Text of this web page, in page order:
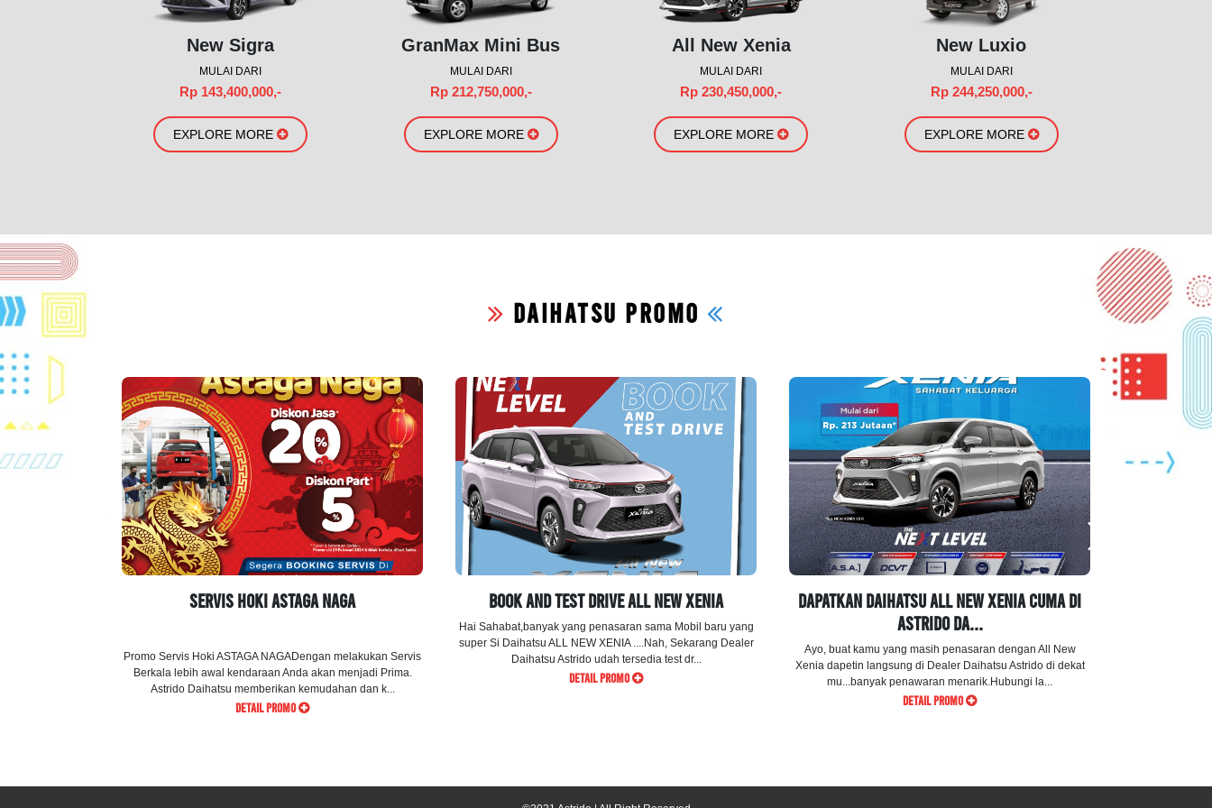
New Sigra
MULAI DARI
Rp 143,400,000,-
EXPLORE MORE
GranMax Mini Bus
MULAI DARI
Rp 212,750,000,-
EXPLORE MORE
All New Xenia
MULAI DARI
Rp 230,450,000,-
EXPLORE MORE
New Luxio
MULAI DARI
Rp 244,250,000,-
EXPLORE MORE
DAIHATSU PROMO
Servis Hoki ASTAGA NAGA
Promo Servis Hoki ASTAGA NAGADengan melakukan Servis
Berkala lebih awal kendaraan Anda akan menjadi Prima.
Astrido Daihatsu memberikan kemudahan dan k...
DETAIL PROMO
BOOK AND TEST DRIVE ALL NEW XENIA
Hai Sahabat,banyak yang penasaran sama Mobil baru yang
super Si Daihatsu ALL NEW XENIA ....Nah, Sekarang Dealer
Daihatsu Astrido udah tersedia test dr...
DETAIL PROMO
DAPATKAN DAIHATSU ALL NEW XENIA CUMA DI
ASTRIDO DA...
Ayo, buat kamu yang masih penasaran dengan All New
Xenia dapetin langsung di Dealer Daihatsu Astrido di dekat
mu...banyak penawaran menarik.Hubungi la...
DETAIL PROMO